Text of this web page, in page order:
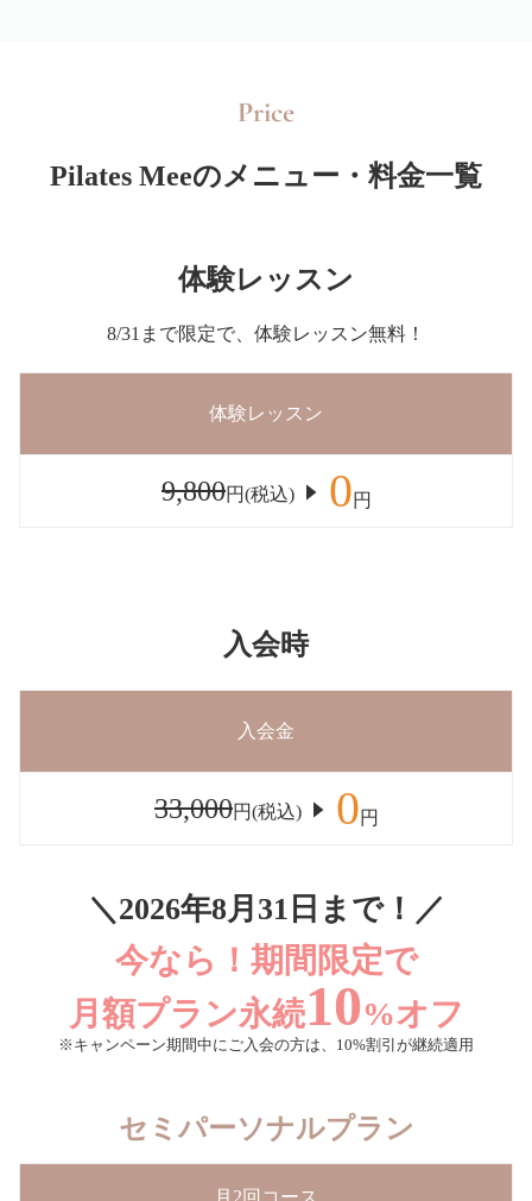
Price
Pilates Meeのメニュー・料金一覧
体験レッスン
8/31まで限定で、体験レッスン無料！
体験レッスン
9,800円(税込) 0円
入会時
入会金
33,000円(税込) 0円
＼2026年8月31日まで！／
今なら！期間限定で
月額プラン永続10%オフ
※キャンペーン期間中にご入会の方は、10%割引が継続適用
セミパーソナルプラン
月2回コース